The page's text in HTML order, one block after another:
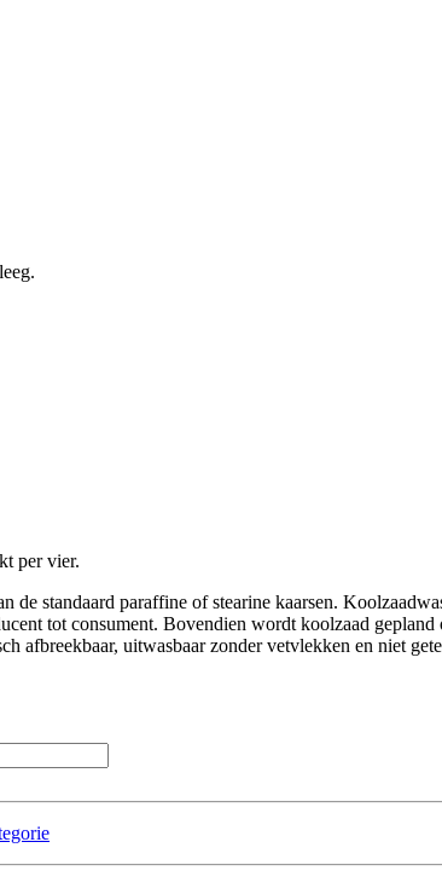
per vier.
de standaard paraffine of stearine kaarsen.
tot consument. Bovendien wordt koolzaad
afbreekbaar, uitwasbaar zonder vetvlekken en niet